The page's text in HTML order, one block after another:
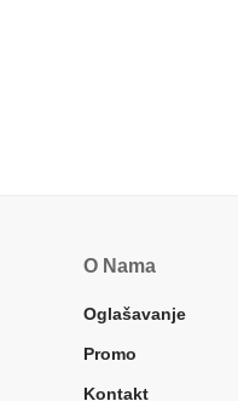
O Nama
Oglašavanje
Promo
Kontakt